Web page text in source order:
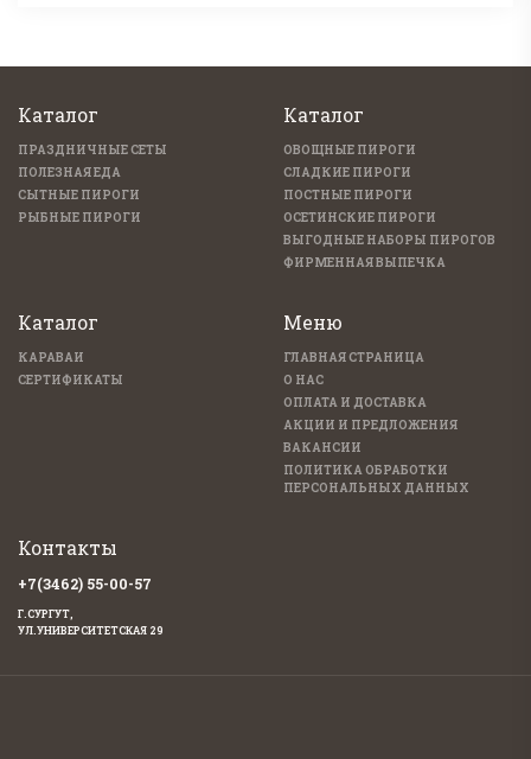
Каталог
ПРАЗДНИЧНЫЕ СЕТЫ
ПОЛЕЗНАЯ ЕДА
СЫТНЫЕ ПИРОГИ
РЫБНЫЕ ПИРОГИ
Каталог
ОВОЩНЫЕ ПИРОГИ
СЛАДКИЕ ПИРОГИ
ПОСТНЫЕ ПИРОГИ
ОСЕТИНСКИЕ ПИРОГИ
ВЫГОДНЫЕ НАБОРЫ ПИРОГОВ
ФИРМЕННАЯ ВЫПЕЧКА
Каталог
КАРАВАИ
СЕРТИФИКАТЫ
Меню
ГЛАВНАЯ СТРАНИЦА
О НАС
ОПЛАТА И ДОСТАВКА
АКЦИИ И ПРЕДЛОЖЕНИЯ
ВАКАНСИИ
ПОЛИТИКА ОБРАБОТКИ
ПЕРСОНАЛЬНЫХ ДАННЫХ
Контакты
+7(3462) 55-00-57
Г.СУРГУТ,
УЛ.УНИВЕРСИТЕТСКАЯ 29